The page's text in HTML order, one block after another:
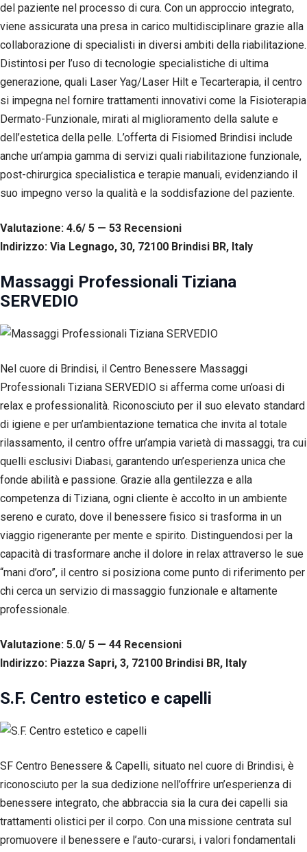
del paziente nel processo di cura. Con un approccio integrato,
viene assicurata una presa in carico multidisciplinare grazie alla
collaborazione di specialisti in diversi ambiti della riabilitazione.
Distintosi per l’uso di tecnologie specialistiche di ultima
generazione, quali Laser Yag/Laser Hilt e Tecarterapia, il centro
si impegna nel fornire trattamenti innovativi come la Fisioterapia
Dermato-Funzionale, mirati al miglioramento della salute e
dell’estetica della pelle. L’offerta di Fisiomed Brindisi include
anche un’ampia gamma di servizi quali riabilitazione funzionale,
post-chirurgica specialistica e terapie manuali, evidenziando il
suo impegno verso la qualità e la soddisfazione del paziente.
Valutazione: 4.6/ 5 — 53 Recensioni
Indirizzo: Via Legnago, 30, 72100 Brindisi BR, Italy
Massaggi Professionali Tiziana
SERVEDIO
Nel cuore di Brindisi, il Centro Benessere Massaggi
Professionali Tiziana SERVEDIO si afferma come un’oasi di
relax e professionalità. Riconosciuto per il suo elevato standard
di igiene e per un’ambientazione tematica che invita al totale
rilassamento, il centro offre un’ampia varietà di massaggi, tra cui
quelli esclusivi Diabasi, garantendo un’esperienza unica che
fonde abilità e passione. Grazie alla gentilezza e alla
competenza di Tiziana, ogni cliente è accolto in un ambiente
sereno e curato, dove il benessere fisico si trasforma in un
viaggio rigenerante per mente e spirito. Distinguendosi per la
capacità di trasformare anche il dolore in relax attraverso le sue
“mani d’oro”, il centro si posiziona come punto di riferimento per
chi cerca un servizio di massaggio funzionale e altamente
professionale.
Valutazione: 5.0/ 5 — 44 Recensioni
Indirizzo: Piazza Sapri, 3, 72100 Brindisi BR, Italy
S.F. Centro estetico e capelli
SF Centro Benessere & Capelli, situato nel cuore di Brindisi, è
riconosciuto per la sua dedizione nell’offrire un’esperienza di
benessere integrato, che abbraccia sia la cura dei capelli sia
trattamenti olistici per il corpo. Con una missione centrata sul
promuovere il benessere e l’auto-curarsi, i valori fondamentali